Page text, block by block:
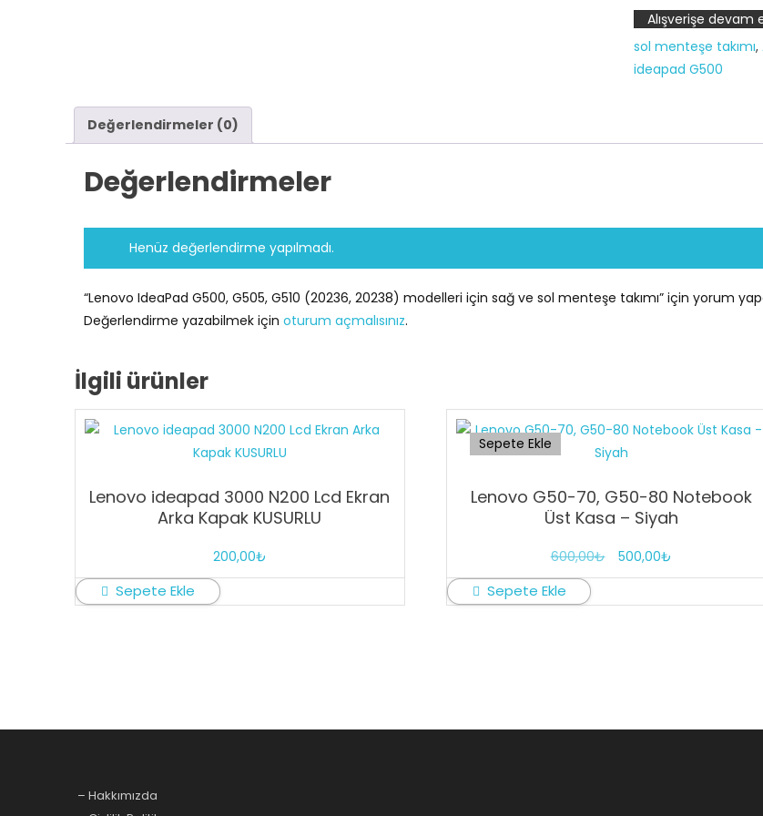
20238)
modelleri
için
sol
Alışverişe devam
sol menteşe takımı,
ideapad G500
Değerlendirmeler (0)
Değerlendirmeler
Henüz değerlendirme yapılmadı.
“Lenovo IdeaPad G500, G505, G510 (20236, 20238) modelleri için sağ ve sol menteşe takımı” için yorum
Değerlendirme yazabilmek için oturum açmalısınız.
İlgili ürünler
Lenovo ideapad 3000 N200 Lcd Ekran
Arka Kapak KUSURLU
200,00₺
Sepete Ekle
Sepete Ekle
Lenovo G50-70, G50-80 Notebook
Üst Kasa – Siyah
600,00₺
Orijinal
fiyat:
600,00₺.
500,00₺
andaki
fiyat:
Sepete Ekle
– Hakkımızda